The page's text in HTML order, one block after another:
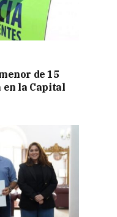
de 15
en la Capital